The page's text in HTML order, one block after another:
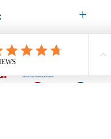
: 30 jours ouvrés.